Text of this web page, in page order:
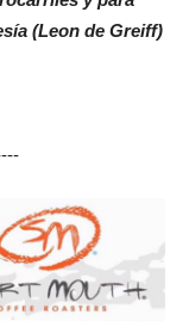
(Leon de Greiff)